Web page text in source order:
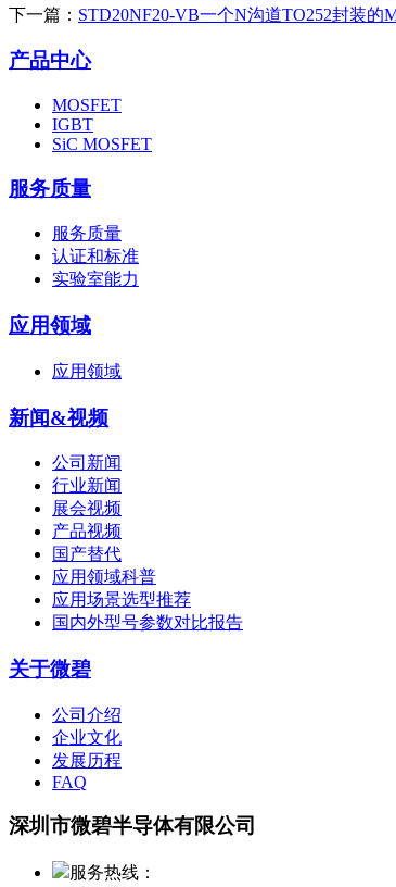
下一篇： STD20NF20-VB一个N沟道TO252封装的
产品中心
MOSFET
IGBT
SiC MOSFET
服务质量
服务质量
认证和标准
实验室能力
应用领域
应用领域
新闻&视频
公司新闻
行业新闻
展会视频
产品视频
国产替代
应用领域科普
应用场景选型推荐
国内外型号参数对比报告
关于微碧
公司介绍
企业文化
发展历程
FAQ
深圳市微碧半导体有限公司
服务热线：